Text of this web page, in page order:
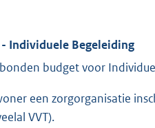
Individuele Begeleiding
budget voor
een zorgorganisatie
VVT).